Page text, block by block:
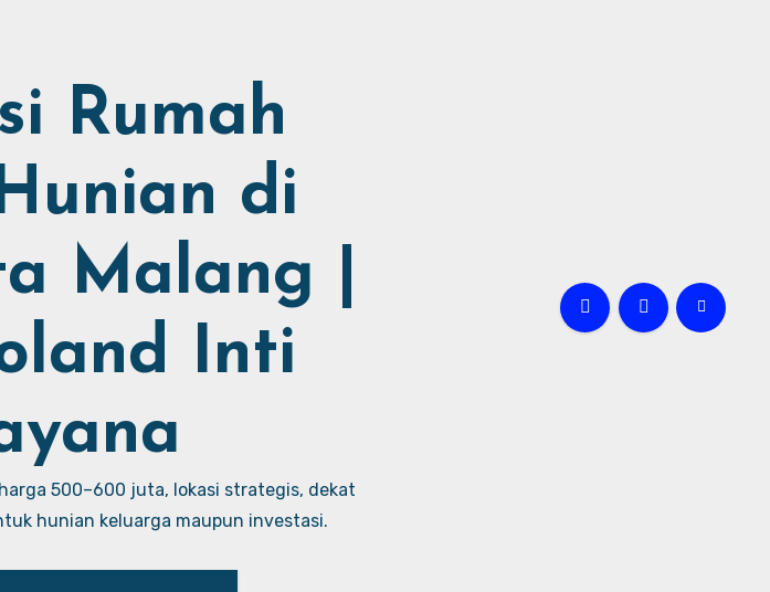
Rumah
di
Malang |
Inti
500–600 juta, lokasi strategis, dekat
hunian keluarga maupun investasi.